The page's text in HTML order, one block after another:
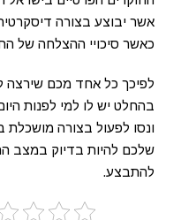
אשר יבוצע בצורה
כאשר סיכויי ההצלחה של
לפיכך כל אחד מכם שירצה
בהחלט יש לו למי לפנות
ונסו לפעול בצורה מושכלת
שלכם להיות בדיוק במצב
להתבצע.